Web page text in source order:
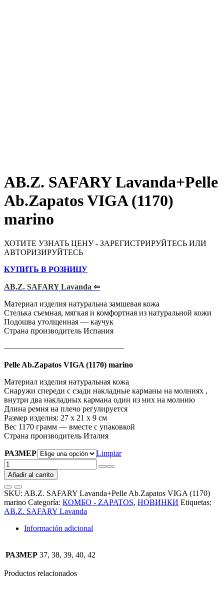
AB.Z. SAFARY Lavanda+Pelle
Ab.Zapatos VIGA (1170)
marino
ХОТИТЕ УЗНАТЬ ЦЕНУ - ЗАРЕГИСТРИРУЙТЕСЬ ИЛИ
АВТОРИЗИРУЙТЕСЬ
КУПИТЬ В РОЗНИЦУ
AB.Z. SAFARY Lavanda ⇐
Материал изделия натуральна замшевая кожа
Стелька съемная, мягкая и комфортная из натуральной кожи
Подошва утолщенная — каучук
Страна производитель Испания
———————————————
Pelle Ab.Zapatos VIGA (1170) marino
Материал изделия натуральная кожа
Снаружи спереди с сзади накладные карманы на молниях ,
внутри два накладных кармана один из них на молнию
Длина ремня на плечо регулируется
Размер изделия: 27 х 21 x 9 см
Вес 1170 грамм — вместе с упаковкой
Страна производитель Италия
РАЗМЕР
Limpiar
AB.Z.
SAFARY
Lavanda+Pelle
Ab.Zapatos
VIGA
(1170)
marino
cantidad
Añadir al carrito
SKU: AB.Z. SAFARY Lavanda+Pelle Ab.Zapatos VIGA (1170)
marino Categoría: КОМБО - ZAPATOS, НОВИНКИ Etiquetas:
AB.Z. SAFARY Lavanda
Información adicional
РАЗМЕР 37, 38, 39, 40, 42
Productos relacionados